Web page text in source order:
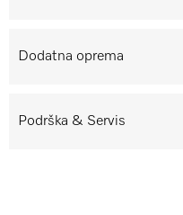
Dodatna oprema
Podrška & Servis